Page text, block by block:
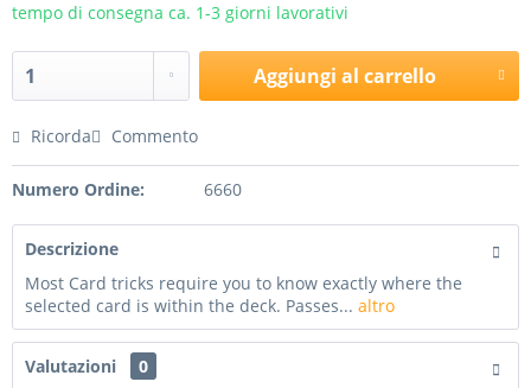
tempo di consegna ca. 1-3 giorni lavorativi
Aggiungi al carrello
Ricorda Commento
Numero Ordine: 6660
Descrizione
Most Card tricks require you to know exactly where the
selected card is within the deck. Passes... altro
Valutazioni
0